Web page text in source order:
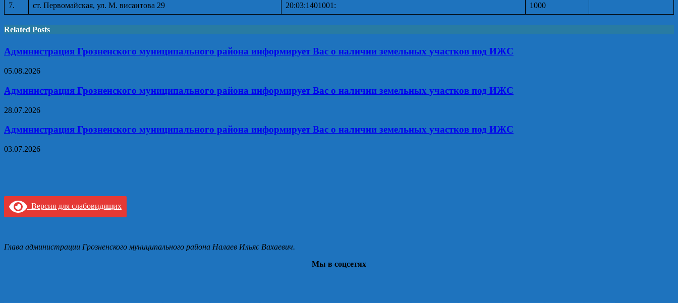
7. ст. Первомайская, ул. М. висаитова 29 20:03:1401001: 1000
Related Posts
Администрация Грозненского муниципального района информирует Вас о наличии земельных участков под ИЖС
05.08.2026
Администрация Грозненского муниципального района информирует Вас о наличии земельных участков под ИЖС
28.07.2026
Администрация Грозненского муниципального района информирует Вас о наличии земельных участков под ИЖС
03.07.2026
Версия для слабовидящих
Глава администрации Грозненского муниципального района Налаев Ильяс Вахаевич.
Мы в соцсетях